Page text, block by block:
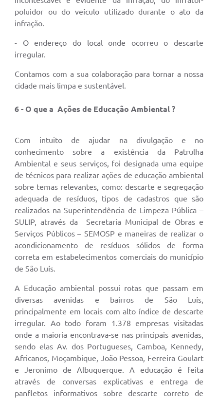
poluidor ou do veículo utilizado durante o ato da
infração.
- O endereço do local onde ocorreu o descarte
irregular.
Contamos com a sua colaboração para tornar a nossa
cidade mais limpa e sustentável.
6 - O que a Ações de Educação Ambiental ?
Com intuito de ajudar na divulgação e no
conhecimento sobre a existência da Patrulha
Ambiental e seus serviços, foi designada uma equipe
de técnicos para realizar ações de educação ambiental
sobre temas relevantes, como: descarte e segregação
adequada de resíduos, tipos de cadastros que são
realizados na Superintendência de Limpeza Pública –
SULIP, através da Secretaria Municipal de Obras e
Serviços Públicos – SEMOSP e maneiras de realizar o
acondicionamento de resíduos sólidos de forma
correta em estabelecimentos comerciais do município
de São Luís.
A Educação ambiental possui rotas que passam em
diversas avenidas e bairros de São Luís,
principalmente em locais com alto índice de descarte
irregular. Ao todo foram 1.378 empresas visitadas
onde a maioria encontrava-se nas principais avenidas,
sendo elas Av. dos Portugueses, Camboa, Kennedy,
Africanos, Moçambique, João Pessoa, Ferreira Goulart
e Jeronimo de Albuquerque. A educação é feita
através de conversas explicativas e entrega de
panfletos informativos sobre descarte correto de